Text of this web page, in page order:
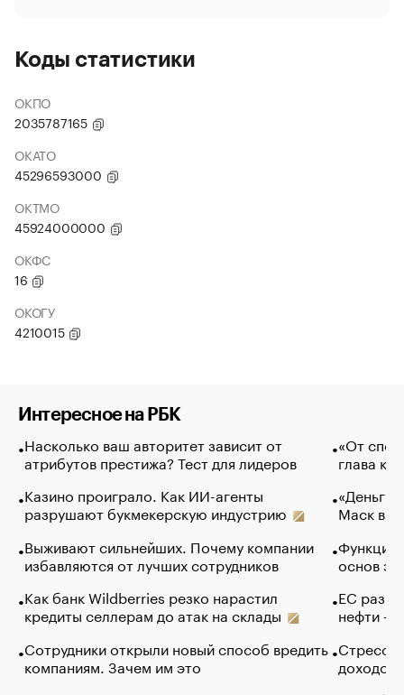
Коды статистики
ОКПО
2035787165
ОКАТО
45296593000
ОКТМО
45924000000
ОКФС
16
ОКОГУ
4210015
Интересное на РБК
Насколько ваш авторитет зависит от
атрибутов престижа? Тест для лидеров
Казино проиграло. Как ИИ-агенты
разрушают букмекерскую индустрию
Выживают сильнейших. Почему компании
избавляются от лучших сотрудников
Как банк Wildberries резко нарастил
кредиты селлерам до атак на склады
Сотрудники открыли новый способ вредить
компаниям. Зачем им это
«От
глава
«Деньги
Маск в
Функции
основ
ЕС
нефти —
Стресс
доходов